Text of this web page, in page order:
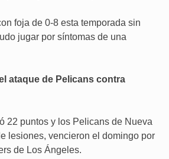
foja de 0-8 esta temporada sin
jugar por síntomas de una
ataque de Pelicans contra
22 puntos y los Pelicans de Nueva
lesiones, vencieron el domingo por
de Los Ángeles.